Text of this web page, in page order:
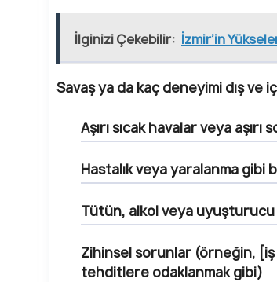
İlginizi Çekebilir: İzmir’in
Savaş ya da kaç deneyimi dış
Aşırı sıcak havalar veya aşırı
Hastalık veya yaralanma
Tütün, alkol veya
Zihinsel sorunlar (örneğin, [iş
tehditlere odaklanmak gibi)